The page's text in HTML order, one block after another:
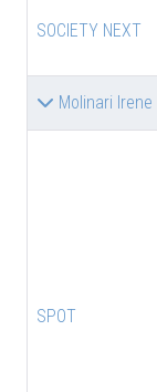
SOCIETY NEXT
Molinari Irene
SPOT